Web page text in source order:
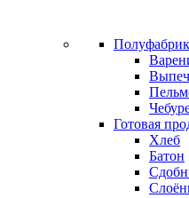
Готовая
Хлеб
Батон